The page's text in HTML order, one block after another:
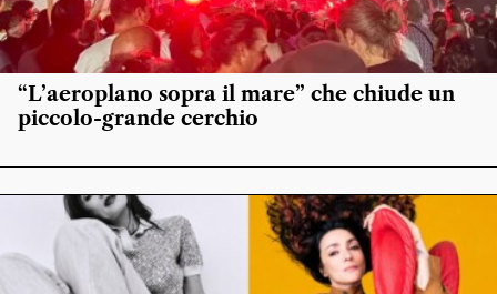
“L’aeroplano sopra il mare” che chiude un
piccolo-grande cerchio